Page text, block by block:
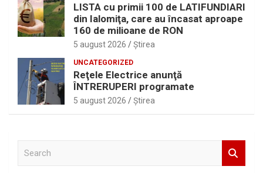
LISTA cu primii 100 de LATIFUNDIARI
din Ialomiţa, care au încasat aproape
160 de milioane de RON
5 august 2026 Ştirea
UNCATEGORIZED
Reţele Electrice anunţă
ÎNTRERUPERI programate
5 august 2026 Ştirea